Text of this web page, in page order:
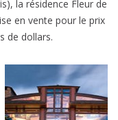
la résidence Fleur de
en vente pour le prix
de dollars.